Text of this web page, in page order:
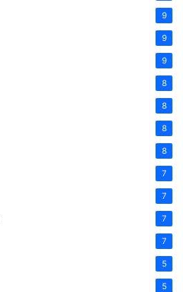
9
9
9
8
8
8
8
7
7
7
7
5
5